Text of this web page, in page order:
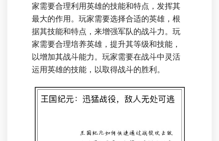
家需要合理利用英雄的技能和特点，发挥其
最大的作用。玩家需要选择合适的英雄，根
据其技能和特点，来增强军队的战斗力。玩
家需要合理培养英雄，提升其等级和技能，
以增加其战斗能力。玩家需要在战斗中灵活
运用英雄的技能，以取得战斗的胜利。